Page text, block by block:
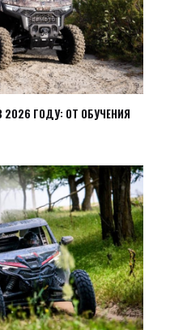
2026 ГОДУ: ОТ ОБУЧЕНИЯ